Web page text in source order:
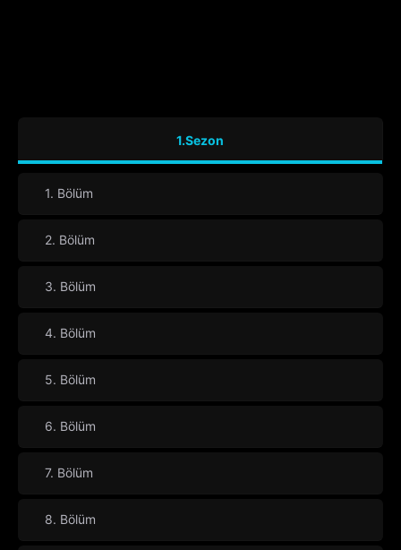
1.Sezon
1. Bölüm
2. Bölüm
3. Bölüm
4. Bölüm
5. Bölüm
6. Bölüm
7. Bölüm
8. Bölüm